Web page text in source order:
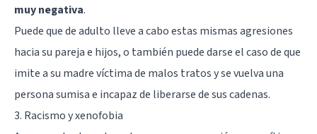
muy negativa.
Puede que de adulto lleve a cabo estas mismas agresiones
hacia su pareja e hijos, o también puede darse el caso de que
imite a su madre víctima de malos tratos y se vuelva una
persona sumisa e incapaz de liberarse de sus cadenas.
3. Racismo y xenofobia